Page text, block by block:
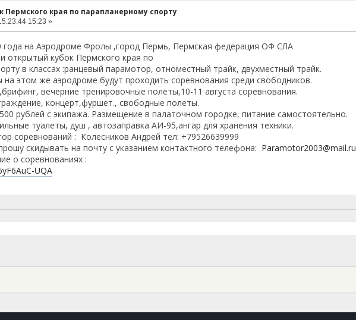
Пермского края по парапланерному спорту
15:23 »
года на Аэродроме Фролы ,город Пермь, Пермская федерация ОФ СЛА
открытый кубок Пермского края по
в классах :ранцевый парамотор, отноместный трайк, двухместный трайк.
на этом же аэродроме будут проходить соревнования среди свободников.
вечерние тренировочные полеты,10-11 августа соревнования.
концерт,фуршет., свободные полеты.
рублей с экипажа. Размещение в палаточном городке, питание самостоятельно.
туалеты, душ , автозаправка АИ-95,ангар для хранения техники.
соревнований : Колесников Андрей тел: +79526639999
скидывать на почту с указанием контактного телефона: Paramotor2003@mail.ru
о соревнованиях :
UQA